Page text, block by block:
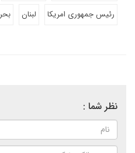
رئیس جمهوری امریکا
لبنان
نظر شما :